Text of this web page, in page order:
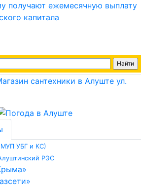
получают ежемесячную выплату
капитала
УБГ и КС)
РЭС